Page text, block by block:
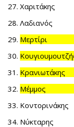
Χαριτάκης
Λαδιανός
Μερτίρι
Μέμμος
Νύκταρης